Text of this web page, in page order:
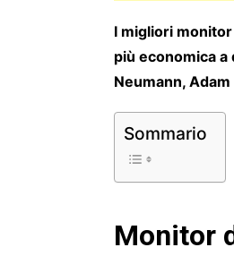
I migliori
più economica a
Neumann,
Sommario
Monitor